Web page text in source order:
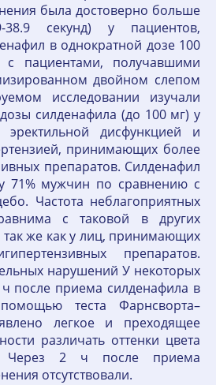
была достоверно больше
38.9 секунд) у пациентов,
в однократной дозе 100
пациентами, получавшими
двойном слепом
исследовании изучали
силденафила (до 100 мг) у
дисфункцией и
принимающих более
препаратов. Силденафил
71% мужчин по сравнению с
Частота неблагоприятных
с таковой в других
так же как у лиц, принимающих
препаратов.
нарушений У некоторых
после приема силденафила в
теста Фарнсворта–
легкое и преходящее
различать оттенки цвета
Через 2 ч после приема
отсутствовали.